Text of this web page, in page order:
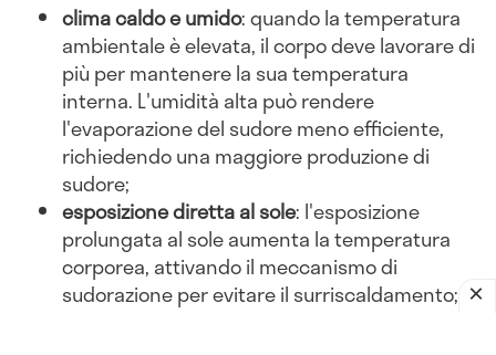
clima caldo e umido: quando la temperatura
ambientale è elevata, il corpo deve lavorare di
più per mantenere la sua temperatura
interna. L'umidità alta può rendere
l'evaporazione del sudore meno efficiente,
richiedendo una maggiore produzione di
sudore;
esposizione diretta al sole: l'esposizione
prolungata al sole aumenta la temperatura
corporea, attivando il meccanismo di
sudorazione per evitare il surriscaldamento;